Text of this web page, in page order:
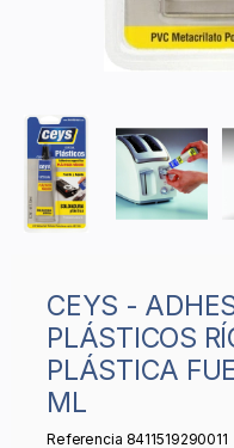
CEYS - ADHESIVO PARA
PLÁSTICOS
PLÁSTICA
ML
Referencia 8411519290011